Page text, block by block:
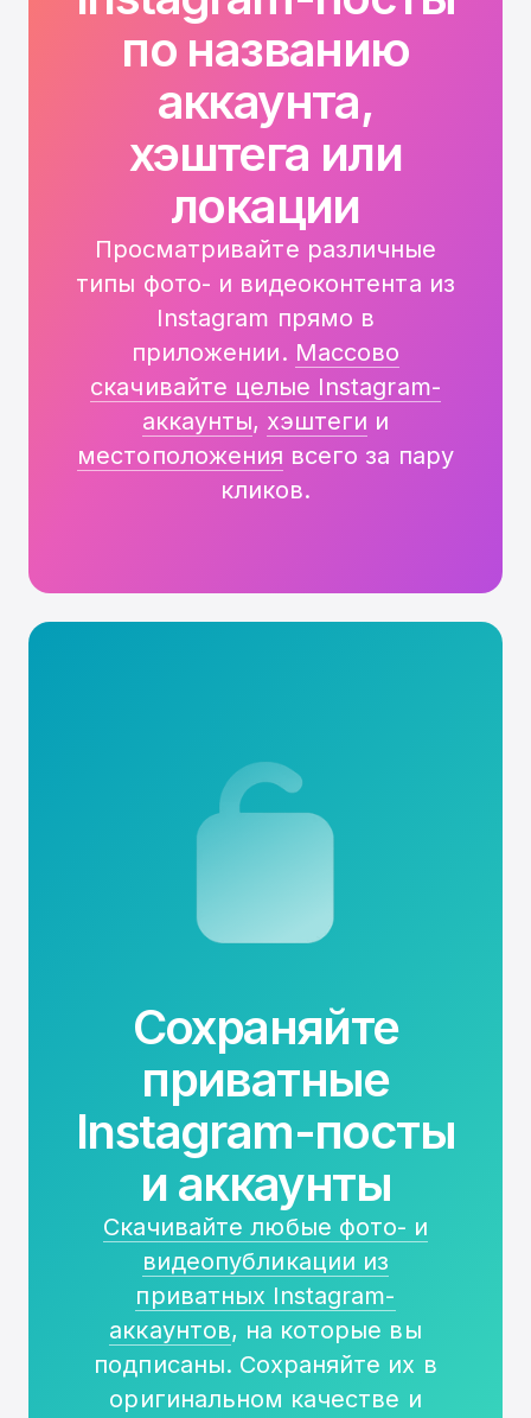
по названию
аккаунта,
хэштега или
локации
Просматривайте различные
типы фото- и видеоконтента из
Instagram прямо в
приложении. Массово
скачивайте целые Instagram-
аккаунты, хэштеги и
местоположения всего за пару
кликов.
Сохраняйте
приватные
Instagram-посты
и аккаунты
Скачивайте любые фото- и
видеопубликации из
приватных Instagram-
аккаунтов, на которые вы
подписаны. Сохраняйте их в
оригинальном качестве и